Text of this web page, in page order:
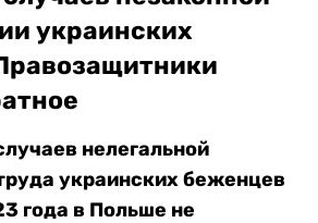
украинских
нелегальной
украинских беженцев
года в Польше не